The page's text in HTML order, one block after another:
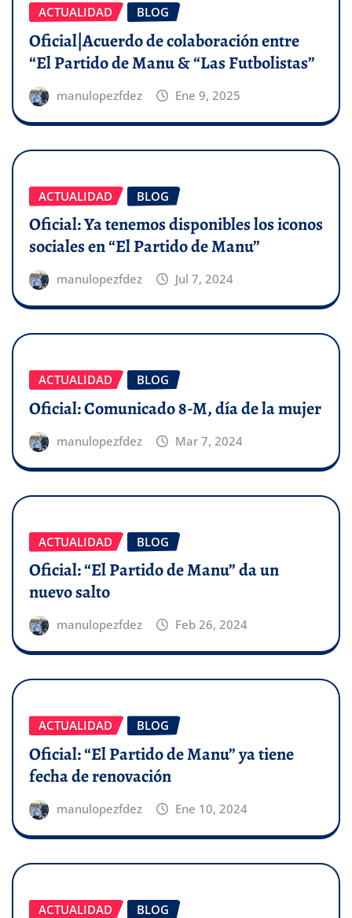
ACTUALIDAD BLOG
Oficial|Acuerdo de colaboración entre
“El Partido de Manu & “Las Futbolistas”
manulopezfdez Ene 9, 2025
ACTUALIDAD BLOG
Oficial: Ya tenemos disponibles los iconos
sociales en “El Partido de Manu”
manulopezfdez Jul 7, 2024
ACTUALIDAD BLOG
Oficial: Comunicado 8-M, día de la mujer
manulopezfdez Mar 7, 2024
ACTUALIDAD BLOG
Oficial: “El Partido de Manu” da un
nuevo salto
manulopezfdez Feb 26, 2024
ACTUALIDAD BLOG
Oficial: “El Partido de Manu” ya tiene
fecha de renovación
manulopezfdez Ene 10, 2024
ACTUALIDAD BLOG